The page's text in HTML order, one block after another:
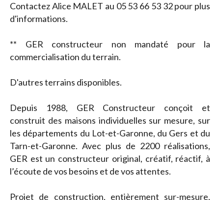
Contactez Alice MALET au 05 53 66 53 32 pour plus
d'informations.
** GER constructeur non mandaté pour la
commercialisation du terrain.
D'autres terrains disponibles.
Depuis 1988, GER Constructeur conçoit et
construit des maisons individuelles sur mesure, sur
les départements du Lot-et-Garonne, du Gers et du
Tarn-et-Garonne. Avec plus de 2200 réalisations,
GER est un constructeur original, créatif, réactif, à
l’écoute de vos besoins et de vos attentes.
Projet de construction, entièrement sur-mesure,